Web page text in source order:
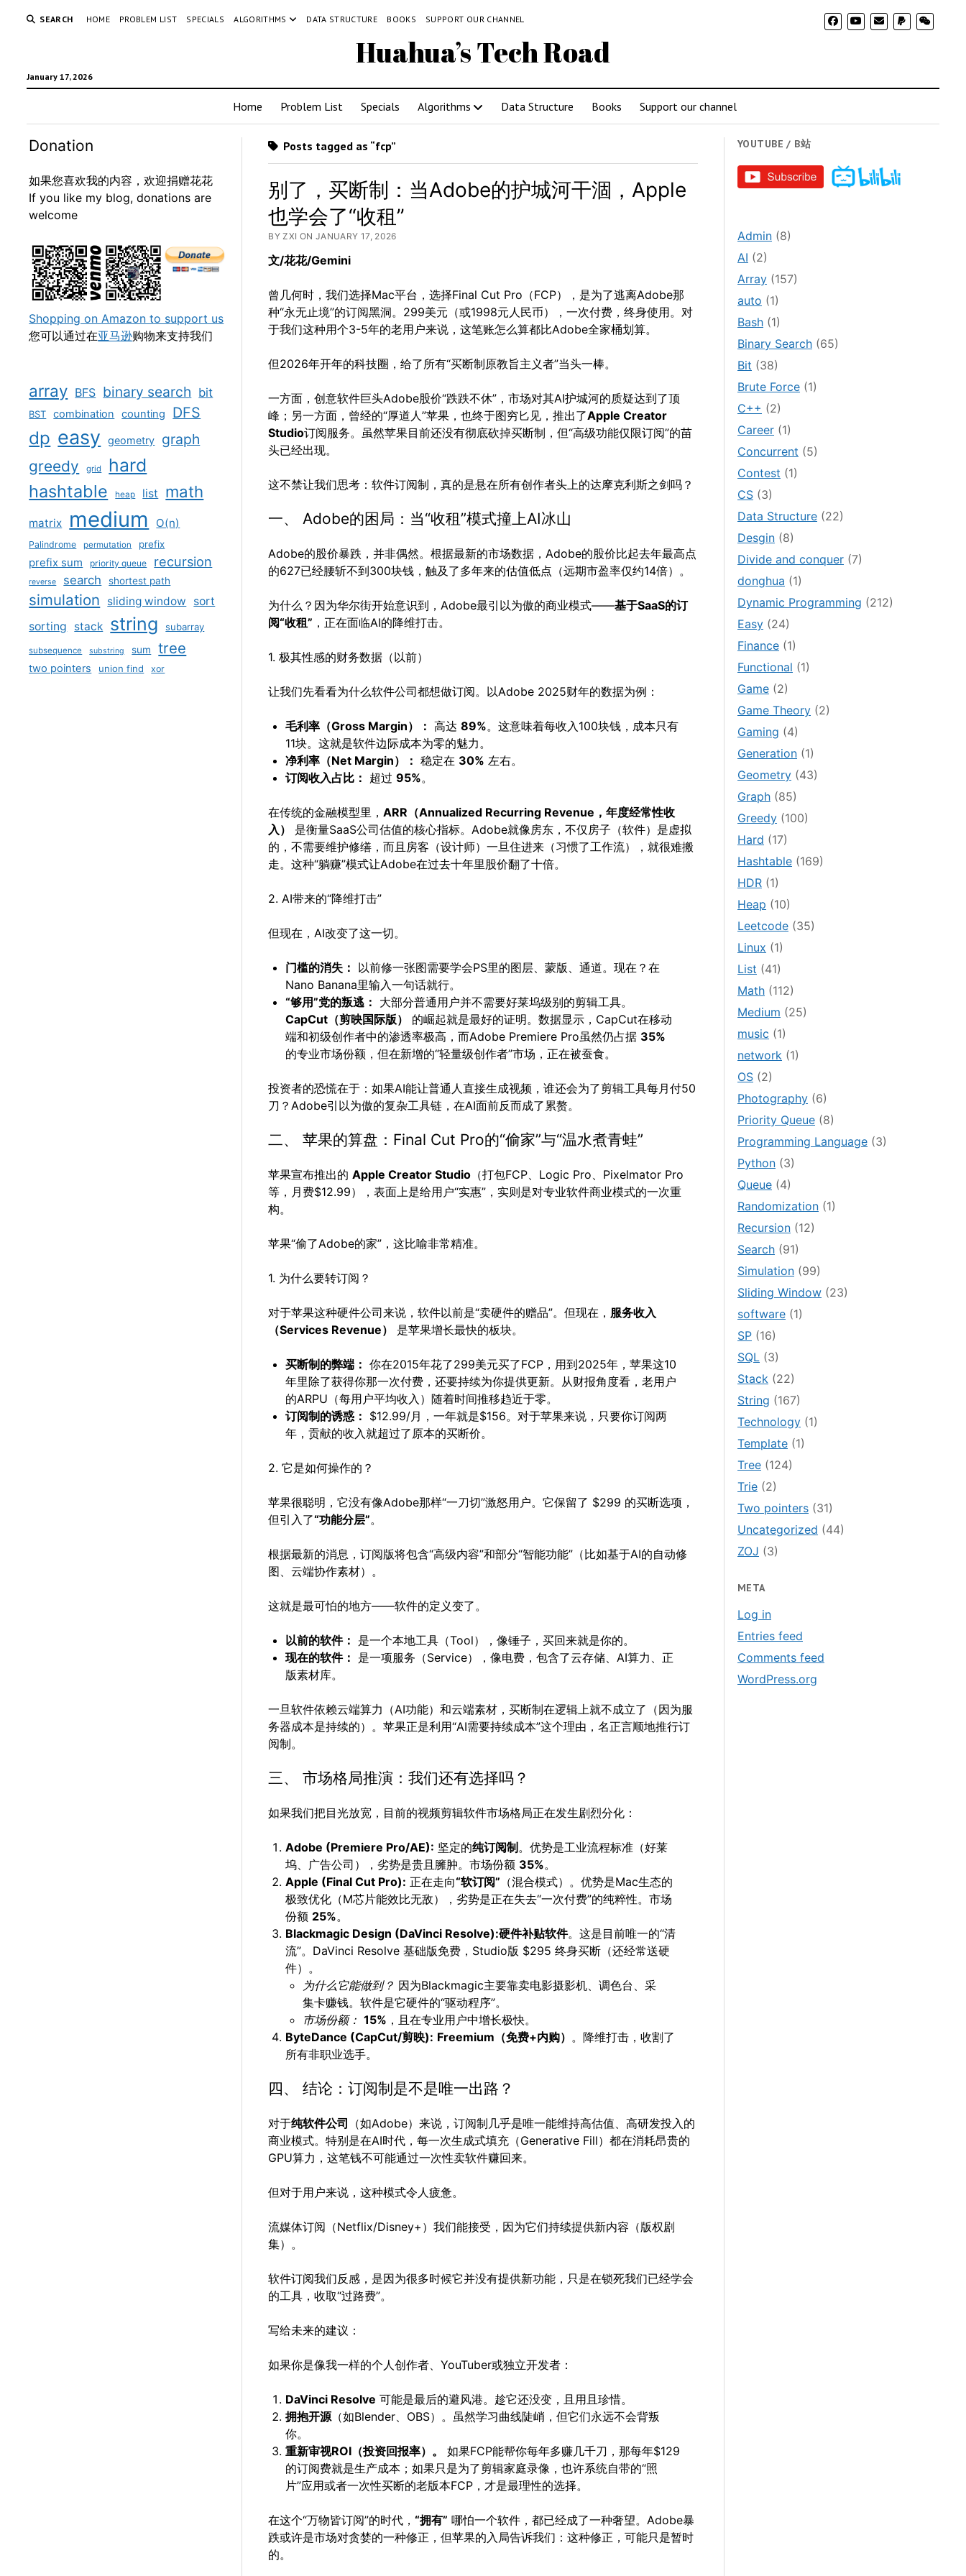
SEARCH HOME PROBLEM LIST SPECIALS ALGORITHMS DATA STRUCTURE BOOKS SUPPORT OUR CHANNEL
Huahua’s Tech Road
January 17, 2026
Home Problem List Specials Algorithms Data Structure Books Support our channel
Donation
如果您喜欢我的内容，欢迎捐赠花花
If you like my blog, donations are
welcome
Shopping on Amazon to support us
您可以通过在亚马逊购物来支持我们
array BFS binary search bit
BST combination counting DFS
dp easy geometry graph
greedy grid hard
hashtable heap list math
matrix medium O(n)
Palindrome permutation prefix
prefix sum priority queue recursion
reverse search shortest path
simulation sliding window
sort
sorting
stack string subarray
subsequence substring sum tree
two pointers union find xor
Posts tagged as “fcp”
别了，买断制：当Adobe的护城河干涸，Apple
也学会了“收租”
BY ZXI ON JANUARY 17, 2026
文/花花/Gemini
曾几何时，我们选择Mac平台，选择Final Cut Pro（FCP），是为了逃离Adobe那
种“永无止境”的订阅黑洞。299美元（或1998元人民币），一次付费，终身使用。对
于我们这种用个3-5年的老用户来说，这笔账怎么算都比Adobe全家桶划算。
但2026年开年的科技圈，给了所有“买断制原教旨主义者”当头一棒。
一方面，创意软件巨头Adobe股价“跌跌不休”，市场对其AI护城河的质疑达到了顶
峰；另一方面，曾经的“厚道人”苹果，也终于图穷匕见，推出了Apple Creator
Studio订阅服务。虽然苹果目前还没有彻底砍掉买断制，但“高级功能仅限订阅”的苗
头已经出现。
这不禁让我们思考：软件订阅制，真的是悬在所有创作者头上的达摩克利斯之剑吗？
一、 Adobe的困局：当“收租”模式撞上AI冰山
Adobe的股价暴跌，并非偶然。根据最新的市场数据，Adobe的股价比起去年最高点
的627已经腰斩不到300块钱，触及了多年来的估值低点（远期市盈率仅约14倍）。
为什么？因为华尔街开始意识到，Adobe最引以为傲的商业模式——基于SaaS的订
阅“收租” ，正在面临AI的降维打击。
1. 极其性感的财务数据（以前）
让我们先看看为什么软件公司都想做订阅。以Adobe 2025财年的数据为例：
毛利率（Gross Margin）： 高达89%。这意味着每收入100块钱，成本只有
11块。这就是软件边际成本为零的魅力。
净利率（Net Margin）： 稳定在 30% 左右。
订阅收入占比： 超过95%。
在传统的金融模型里，ARR（Annualized Recurring Revenue，年度经常性收
入）
是衡量SaaS公司估值的核心指标。Adobe就像房东，不仅房子（软件）是虚拟
的，不需要维护修缮，而且房客（设计师）一旦住进来（习惯了工作流），就很难搬
走。这种“躺赚”模式让Adobe在过去十年里股价翻了十倍。
2. AI带来的“降维打击”
但现在，AI改变了这一切。
门槛的消失： 以前修一张图需要学会PS里的图层、蒙版、通道。现在？在
Nano Banana里输入一句话就行。
“够用”党的叛逃： 大部分普通用户并不需要好莱坞级别的剪辑工具。
CapCut（剪映国际版）
的崛起就是最好的证明。数据显示，CapCut在移动
端和初级创作者中的渗透率极高，而Adobe Premiere Pro虽然仍占据 35%
的专业市场份额，但在新增的“轻量级创作者”市场，正在被蚕食。
投资者的恐慌在于：如果AI能让普通人直接生成视频，谁还会为了剪辑工具每月付50
刀？Adobe引以为傲的复杂工具链，在AI面前反而成了累赘。
二、 苹果的算盘：Final Cut Pro的“偷家”与“温水煮青蛙”
苹果宣布推出的Apple Creator Studio （打包FCP、Logic Pro、Pixelmator Pro
等，月费$12.99），表面上是给用户“实惠”，实则是对专业软件商业模式的一次重
构。
苹果“偷了Adobe的家”，这比喻非常精准。
1. 为什么要转订阅？
对于苹果这种硬件公司来说，软件以前是“卖硬件的赠品”。但现在， 服务收入
（Services Revenue）
是苹果增长最快的板块。
买断制的弊端： 你在2015年花了299美元买了FCP，用到2025年，苹果这10
年里除了获得你那一次付费，还要持续为你提供更新。从财报角度看，老用户
的ARPU（每用户平均收入）随着时间推移趋近于零。
订阅制的诱惑： $12.99/月，一年就是$156。对于苹果来说，只要你订阅两
年，贡献的收入就超过了原本的买断价。
2. 它是如何操作的？
苹果很聪明，它没有像Adobe那样“一刀切”激怒用户。它保留了 $299 的买断选项，
但引入了“功能分层”。
根据最新的消息，订阅版将包含“高级内容”和部分“智能功能”（比如基于AI的自动修
图、云端协作素材）。
这就是最可怕的地方——软件的定义变了。
以前的软件： 是一个本地工具（Tool），像锤子，买回来就是你的。
现在的软件： 是一项服务（Service），像电费，包含了云存储、AI算力、正
版素材库。
一旦软件依赖云端算力（AI功能）和云端素材，买断制在逻辑上就不成立了（因为服
务器成本是持续的）。苹果正是利用“AI需要持续成本”这个理由，名正言顺地推行订
阅制。
三、 市场格局推演：我们还有选择吗？
如果我们把目光放宽，目前的视频剪辑软件市场格局正在发生剧烈分化：
Adobe (Premiere Pro/AE): 坚定的纯订阅制 。优势是工业流程标准（好莱
坞、广告公司），劣势是贵且臃肿。市场份额 35%。
Apple (Final Cut Pro): 正在走向“软订阅” （混合模式）。优势是Mac生态的
极致优化（M芯片能效比无敌），劣势是正在失去“一次付费”的纯粹性。市场
份额 25%。
Blackmagic Design (DaVinci Resolve):硬件补贴软件。这是目前唯一的“清
流”。DaVinci Resolve 基础版免费，Studio版 $295 终身买断（还经常送硬
件）。
为什么它能做到？ 因为Blackmagic主要靠卖电影摄影机、调色台、采
集卡赚钱。软件是它硬件的“驱动程序”。
市场份额： 15% ，且在专业用户中增长极快。
ByteDance (CapCut/剪映): Freemium（免费+内购） 。降维打击，收割了
所有非职业选手。
四、 结论：订阅制是不是唯一出路？
对于纯软件公司
（如Adobe）来说，订阅制几乎是唯一能维持高估值、高研发投入的
商业模式。特别是在AI时代，每一次生成式填充（Generative Fill）都在消耗昂贵的
GPU算力，这笔钱不可能通过一次性卖软件赚回来。
但对于用户来说，这种模式令人疲惫。
流媒体订阅（Netflix/Disney+）我们能接受，因为它们持续提供新内容（版权剧
集）。
软件订阅我们反感，是因为很多时候它并没有提供新功能，只是在锁死我们已经学会
的工具，收取“过路费”。
写给未来的建议：
如果你是像我一样的个人创作者、YouTuber或独立开发者：
DaVinci Resolve 可能是最后的避风港。趁它还没变，且用且珍惜。
拥抱开源（如Blender、OBS）。虽然学习曲线陡峭，但它们永远不会背叛
你。
重新审视ROI（投资回报率）。
如果FCP能帮你每年多赚几千刀，那每年$129
的订阅费就是生产成本；如果只是为了剪辑家庭录像，也许系统自带的“照
片”应用或者一次性买断的老版本FCP，才是最理性的选择。
在这个“万物皆订阅”的时代，“拥有” 哪怕一个软件，都已经成了一种奢望。Adobe暴
跌或许是市场对贪婪的一种修正，但苹果的入局告诉我们：这种修正，可能只是暂时
的。
YOUTUBE / B站
Admin (8)
AI (2)
Array (157)
auto (1)
Bash (1)
Binary Search (65)
Bit (38)
Brute Force (1)
C++ (2)
Career (1)
Concurrent (5)
Contest (1)
CS (3)
Data Structure (22)
Desgin (8)
Divide and conquer (7)
donghua (1)
Dynamic Programming (212)
Easy (24)
Finance (1)
Functional (1)
Game (2)
Game Theory (2)
Gaming (4)
Generation (1)
Geometry (43)
Graph (85)
Greedy (100)
Hard (17)
Hashtable (169)
HDR (1)
Heap (10)
Leetcode (35)
Linux (1)
List (41)
Math (112)
Medium (25)
music (1)
network (1)
OS (2)
Photography (6)
Priority Queue (8)
Programming Language (3)
Python (3)
Queue (4)
Randomization (1)
Recursion (12)
Search (91)
Simulation (99)
Sliding Window (23)
software (1)
SP (16)
SQL (3)
Stack (22)
String (167)
Technology (1)
Template (1)
Tree (124)
Trie (2)
Two pointers (31)
Uncategorized (44)
ZOJ (3)
META
Log in
Entries feed
Comments feed
WordPress.org